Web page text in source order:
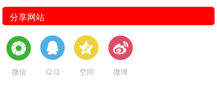
分享网站
微信 Q Q 空间 微博